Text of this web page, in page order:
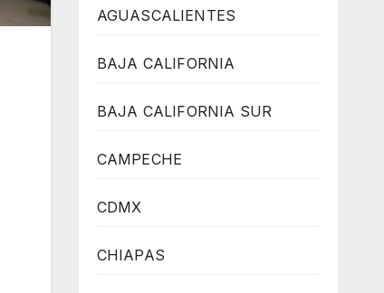
AGUASCALIENTES
BAJA CALIFORNIA
BAJA CALIFORNIA SUR
CAMPECHE
CDMX
CHIAPAS